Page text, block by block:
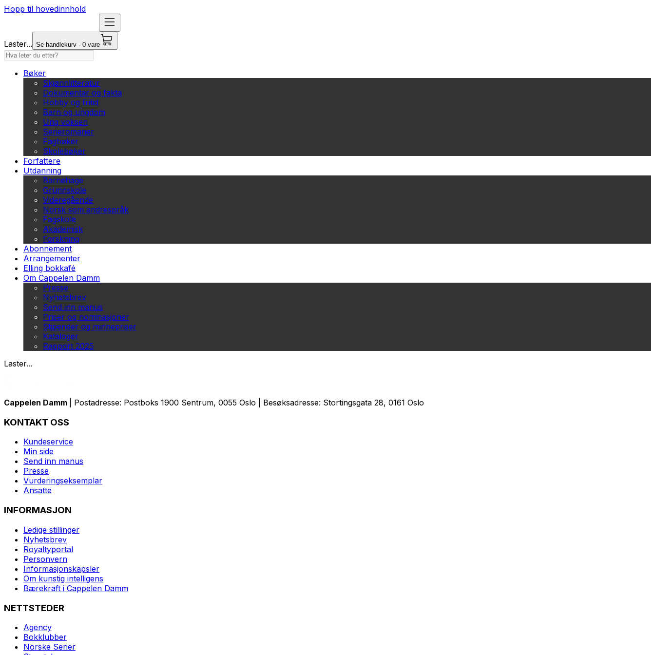
Hopp til hovedinnhold
Laster... Se handlekurv - 0 vare
Bøker
Skjønnlitteratur
Dokumentar og fakta
Hobby og fritid
Barn og ungdom
Ung voksen
Serieromaner
Fagbøker
Skolebøker
Forfattere
Utdanning
Barnehage
Grunnskole
Videregående
Norsk som andrespråk
Fagskole
Akademisk
Forskning
Abonnement
Arrangementer
Elling bokkafé
Om Cappelen Damm
Presse
Nyhetsbrev
Send inn manus
Priser og nominasjoner
Stipender og minnepriser
Kataloger
Rapport 2025
Laster...
Cappelen Damm | Postadresse: Postboks 1900 Sentrum, 0055 Oslo | Besøksadresse: Stortingsgata 28, 0161 Oslo
KONTAKT OSS
Kundeservice
Min side
Send inn manus
Presse
Vurderingseksemplar
Ansatte
INFORMASJON
Ledige stillinger
Nyhetsbrev
Royaltyportal
Personvern
Informasjonskapsler
Om kunstig intelligens
Bærekraft i Cappelen Damm
NETTSTEDER
Agency
Bokklubber
Norske Serier